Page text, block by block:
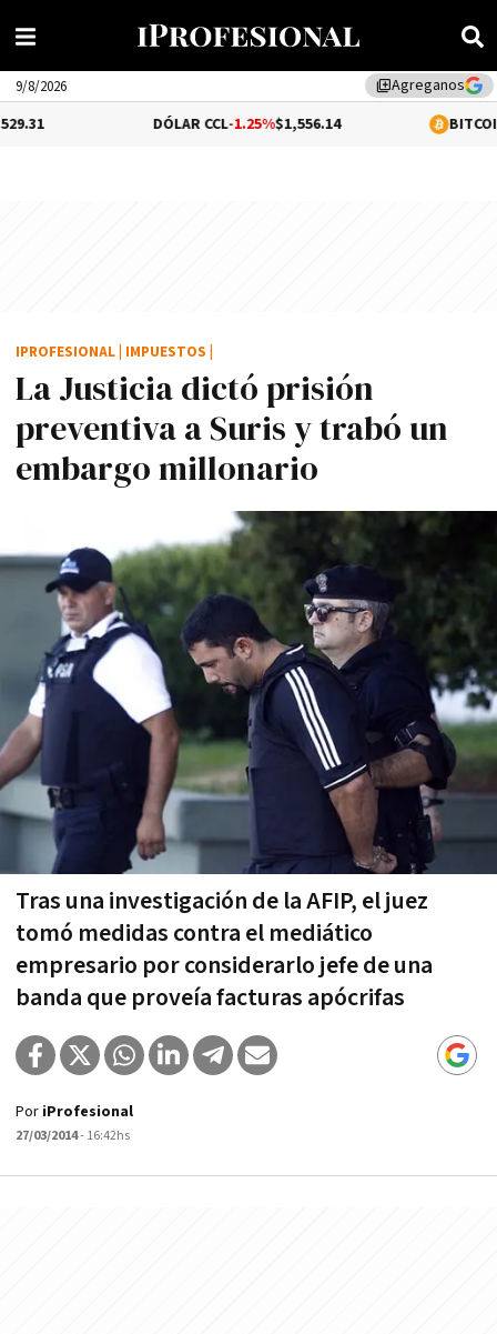
library_addAgreganos
9/8/2026
-1.25%$1,556.14 0.33%
La Justicia dictó prisión
preventiva a Suris y trabó un
embargo millonario
Tras una investigación de la AFIP, el juez
tomó medidas contra el mediático
empresario por considerarlo jefe de una
banda que proveía facturas apócrifas
IPROFESIONAL IMPUESTOS
Por iProfesional
27/03/2014- 16:42hs